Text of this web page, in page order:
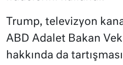
Trump, televizyon
ABD Adalet Bakan
hakkında da